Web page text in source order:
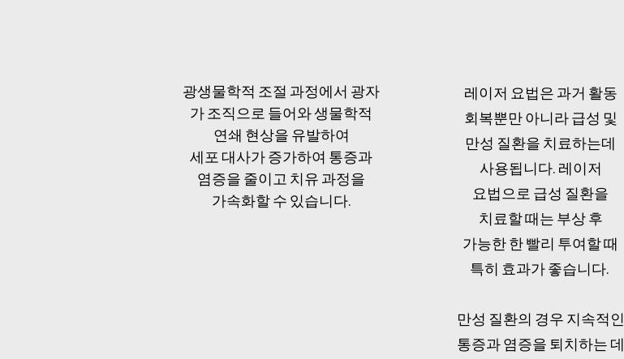
광생물학적 조절 과정에서 광자
가 조직으로 들어와 생물학적
연쇄 현상을 유발하여
세포 대사가 증가하여 통증과
염증을 줄이고 치유 과정을
가속화할 수 있습니다.
레이저 요법은 과거 활동
회복뿐만 아니라 급성 및
만성 질환을 치료하는데
사용됩니다. 레이저
요법으로 급성 질환을
치료할 때는 부상 후
가능한 한 빨리 투여할 때
특히 효과가 좋습니다.
만성 질환의 경우 지속적인
통증과 염증을 퇴치하는 데